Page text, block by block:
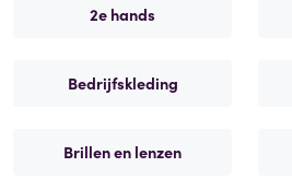
2e hands
Bedrijfskleding
Brillen en lenzen